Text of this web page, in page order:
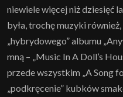
niewiele więcej niż dziesięć
była, trochę muzyki
„hybrydowego” albumu
mną – „Music In A Doll’s
przede wszystkim „A Song
„podkręcenie” kubków